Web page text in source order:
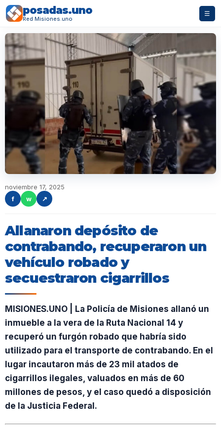
posadas.uno
Red Misiones.uno
☰
noviembre 17, 2025
f
w ↗
Allanaron depósito de
contrabando, recuperaron un
vehículo robado y
secuestraron cigarrillos
MISIONES.UNO | La Policía de Misiones allanó un
inmueble a la vera de la Ruta Nacional 14 y
recuperó un furgón robado que habría sido
utilizado para el transporte de contrabando. En el
lugar incautaron más de 23 mil atados de
cigarrillos ilegales, valuados en más de 60
millones de pesos, y el caso quedó a disposición
de la Justicia Federal.